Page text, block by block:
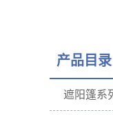
产品目录
遮阳篷系